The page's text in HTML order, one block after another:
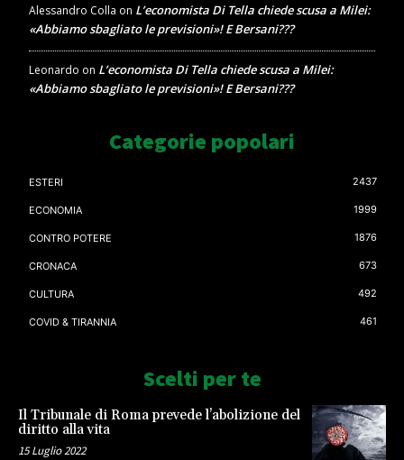
Alessandro Colla on L’economista Di Tella chiede scusa a Milei:
«Abbiamo sbagliato le previsioni»! E Bersani???
Leonardo on L’economista Di Tella chiede scusa a Milei:
«Abbiamo sbagliato le previsioni»! E Bersani???
Categorie popolari
ESTERI 2437
ECONOMIA 1999
CONTRO POTERE 1876
CRONACA 673
CULTURA 492
COVID & TIRANNIA 461
Scelti per te
Il Tribunale di Roma prevede l’abolizione del
diritto alla vita
15 Luglio 2022